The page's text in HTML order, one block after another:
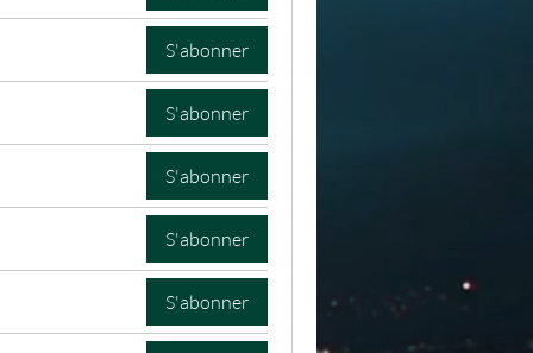
S'abonner
S'abonner
S'abonner
S'abonner
S'abonner